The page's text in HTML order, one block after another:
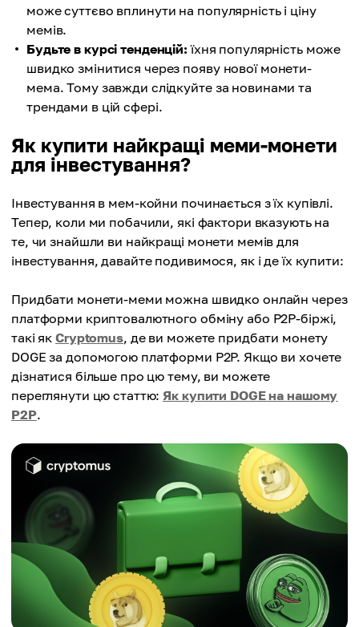
може суттєво вплинути на популярність і ціну
мемів.
Будьте в курсі тенденцій: їхня популярність може
швидко змінитися через появу нової монети-
мема. Тому завжди слідкуйте за новинами та
трендами в цій сфері.
Як купити найкращі меми-монети
для інвестування?
Інвестування в мем-койни починається з їх купівлі.
Тепер, коли ми побачили, які фактори вказують на
те, чи знайшли ви найкращі монети мемів для
інвестування, давайте подивимося, як і де їх купити:
Придбати монети-меми можна швидко онлайн через
платформи криптовалютного обміну або P2P-біржі,
такі якCryptomus, де ви можете придбати монету
DOGE за допомогою платформи P2P. Якщо ви хочете
дізнатися більше про цю тему, ви можете
переглянути цю статтю:Як купити DOGE на нашому
P2P.